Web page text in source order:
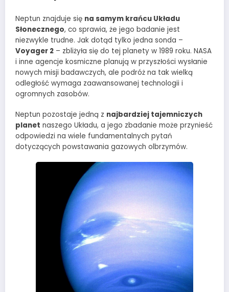
Neptun znajduje się na samym krańcu Układu
Słonecznego, co sprawia, że jego badanie jest
niezwykle trudne. Jak dotąd tylko jedna sonda –
Voyager 2 – zbliżyła się do tej planety w 1989 roku. NASA
i inne agencje kosmiczne planują w przyszłości wysłanie
nowych misji badawczych, ale podróż na tak wielką
odległość wymaga zaawansowanej technologii i
ogromnych zasobów.
Neptun pozostaje jedną z najbardziej tajemniczych
planet naszego Układu, a jego zbadanie może przynieść
odpowiedzi na wiele fundamentalnych pytań
dotyczących powstawania gazowych olbrzymów.